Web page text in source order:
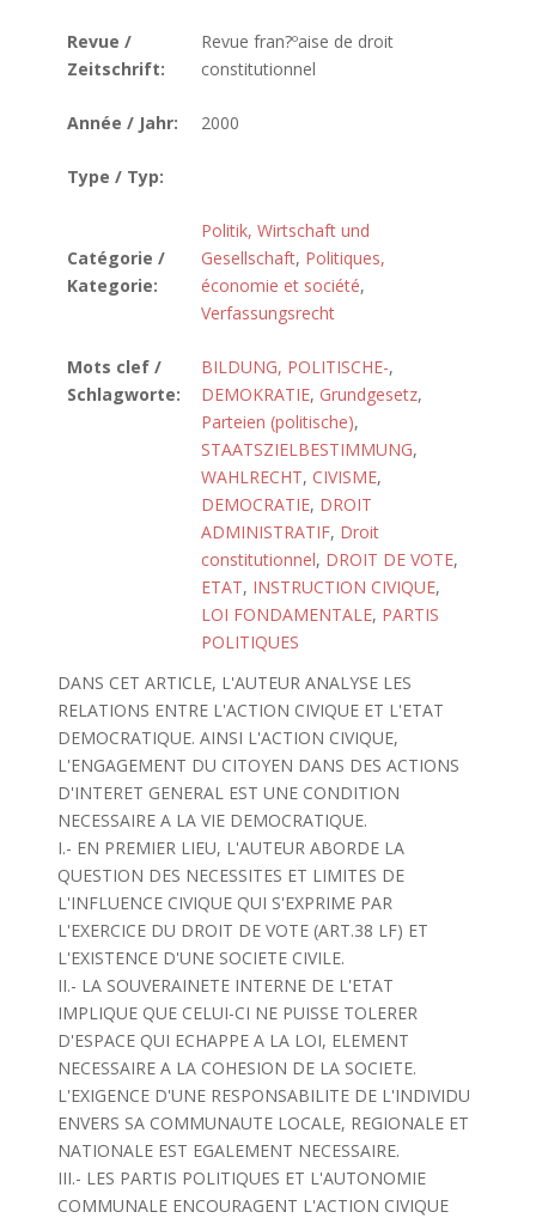
Revue /
Zeitschrift:
Revue fran?ºaise de droit
constitutionnel
Année / Jahr: 2000
Type / Typ:
Catégorie /
Kategorie:
Politik, Wirtschaft und
Gesellschaft, Politiques,
économie et société,
Verfassungsrecht
Mots clef /
Schlagworte:
BILDUNG, POLITISCHE-,
DEMOKRATIE, Grundgesetz,
Parteien (politische),
STAATSZIELBESTIMMUNG,
WAHLRECHT, CIVISME,
DEMOCRATIE, DROIT
ADMINISTRATIF, Droit
constitutionnel, DROIT DE VOTE,
ETAT, INSTRUCTION CIVIQUE,
LOI FONDAMENTALE, PARTIS
POLITIQUES
DANS CET ARTICLE, L'AUTEUR ANALYSE LES
RELATIONS ENTRE L'ACTION CIVIQUE ET L'ETAT
DEMOCRATIQUE. AINSI L'ACTION CIVIQUE,
L'ENGAGEMENT DU CITOYEN DANS DES ACTIONS
D'INTERET GENERAL EST UNE CONDITION
NECESSAIRE A LA VIE DEMOCRATIQUE.
I.- EN PREMIER LIEU, L'AUTEUR ABORDE LA
QUESTION DES NECESSITES ET LIMITES DE
L'INFLUENCE CIVIQUE QUI S'EXPRIME PAR
L'EXERCICE DU DROIT DE VOTE (ART.38 LF) ET
L'EXISTENCE D'UNE SOCIETE CIVILE.
II.- LA SOUVERAINETE INTERNE DE L'ETAT
IMPLIQUE QUE CELUI-CI NE PUISSE TOLERER
D'ESPACE QUI ECHAPPE A LA LOI, ELEMENT
NECESSAIRE A LA COHESION DE LA SOCIETE.
L'EXIGENCE D'UNE RESPONSABILITE DE L'INDIVIDU
ENVERS SA COMMUNAUTE LOCALE, REGIONALE ET
NATIONALE EST EGALEMENT NECESSAIRE.
III.- LES PARTIS POLITIQUES ET L'AUTONOMIE
COMMUNALE ENCOURAGENT L'ACTION CIVIQUE